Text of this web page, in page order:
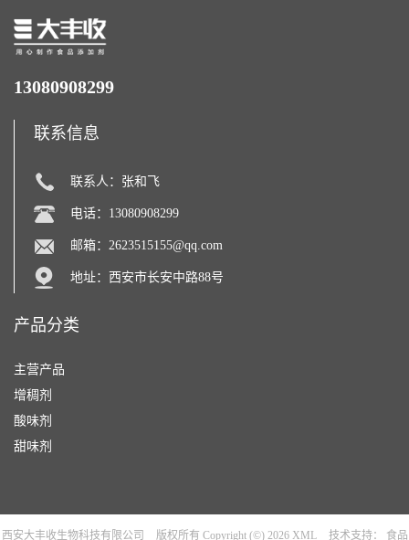
13080908299
联系信息
联系人：张和飞
电话：13080908299
邮箱： 2623515155@qq.com
地址：西安市长安中路88号
产品分类
主营产品
增稠剂
酸味剂
甜味剂
西安大丰收生物科技有限公司 版权所有 Copyright (©) 2026 XML 技术支持： 食品